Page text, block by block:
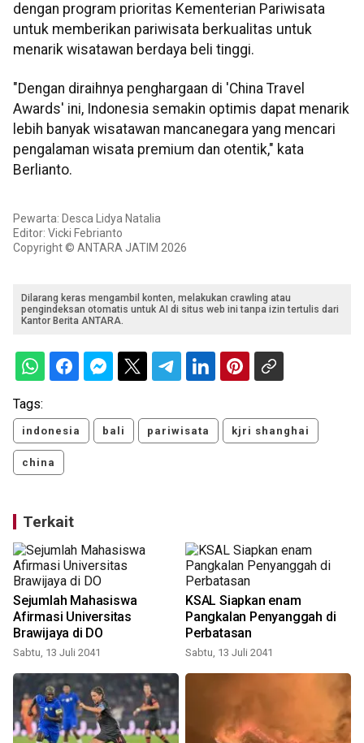
dengan program prioritas Kementerian Pariwisata
untuk memberikan pariwisata berkualitas untuk
menarik wisatawan berdaya beli tinggi.
"Dengan diraihnya penghargaan di 'China Travel
Awards' ini, Indonesia semakin optimis dapat menarik
lebih banyak wisatawan mancanegara yang mencari
pengalaman wisata premium dan otentik," kata
Berlianto.
Pewarta: Desca Lidya Natalia
Editor: Vicki Febrianto
Copyright © ANTARA JATIM 2026
Dilarang keras mengambil konten, melakukan crawling atau
pengindeksan otomatis untuk AI di situs web ini tanpa izin tertulis dari
Kantor Berita ANTARA.
Tags:
indonesia bali pariwisata kjri shanghai
china
Terkait
Sejumlah Mahasiswa
Afirmasi Universitas
Brawijaya di DO
Sabtu, 13 Juli 2041
KSAL Siapkan enam
Pangkalan Penyanggah di
Perbatasan
Sabtu, 13 Juli 2041